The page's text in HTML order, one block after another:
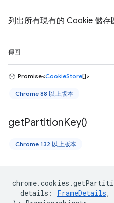
列出所有現有的 Cookie 儲存
傳回
Promise<CookieStore[]>
Chrome 88 以上版本
getPartitionKey()
Chrome 132 以上版本
chrome.cookies .
details : FrameDetails,